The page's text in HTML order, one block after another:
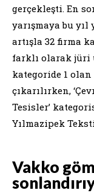
gerçekleşti. En
yarışmaya bu
artışla 32 firma
farklı olarak
kategoride 1 olan
çıkarılırken,
Tesisler’
Yılmazipek
Vakko